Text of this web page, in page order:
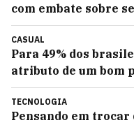
com embate sobre
CASUAL
Para 49% dos
atributo de um bom
TECNOLOGIA
Pensando em